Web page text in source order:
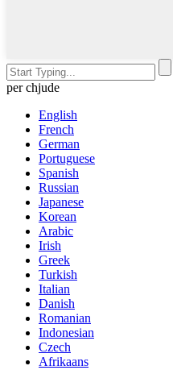
per chjude
English
French
German
Portuguese
Spanish
Russian
Japanese
Korean
Arabic
Irish
Greek
Turkish
Italian
Danish
Romanian
Indonesian
Czech
Afrikaans